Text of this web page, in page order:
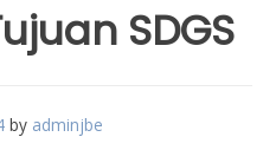
SDGS
by adminjbe